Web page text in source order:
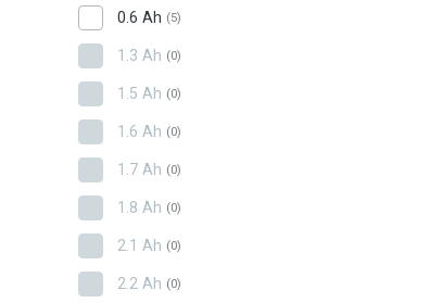
0.6 Ah (5)
1.3 Ah (0)
1.5 Ah (0)
1.6 Ah (0)
1.7 Ah (0)
1.8 Ah (0)
2.1 Ah (0)
2.2 Ah (0)